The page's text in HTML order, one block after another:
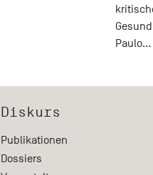
Paulo…
Diskurs
Publikationen
Dossiers